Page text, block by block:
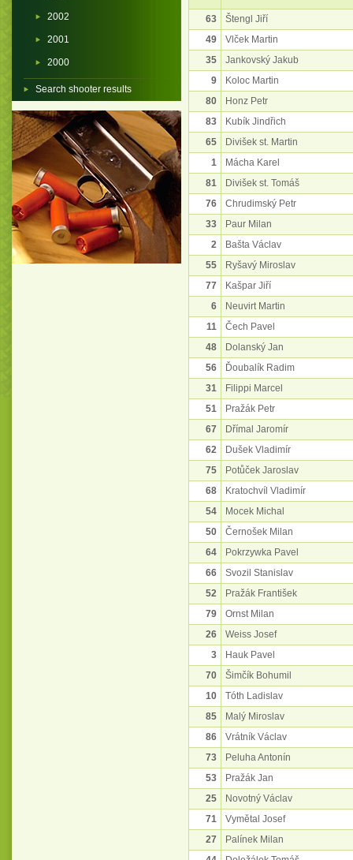
63
Štengl Jiří
49
Vlček Martin
35
Jankovský Jakub
9
Koloc Martin
80
Honz Petr
83
Kubík Jindřich
65
Divišek st. Martin
1
Mácha Karel
81
Divišek st. Tomáš
76
Chrudimský Petr
33
Paur Milan
2
Bašta Václav
55
Ryšavý Miroslav
77
Kašpar Jiří
6
Neuvirt Martin
11
Čech Pavel
48
Dolanský Jan
56
Ďoubalík Radim
31
Filippi Marcel
51
Pražák Petr
67
Dřímal Jaromír
62
Dušek Vladimír
75
Potůček Jaroslav
68
Kratochvíl Vladimír
54
Mocek Michal
50
Černošek Milan
64
Pokrzywka Pavel
66
Svozil Stanislav
52
Pražák František
79
Ornst Milan
26
Weiss Josef
3
Hauk Pavel
70
Šimčík Bohumil
10
Tóth Ladislav
85
Malý Miroslav
86
Vrátník Václav
73
Peluha Antonín
53
Pražák Jan
25
Novotný Václav
71
Vymětal Josef
27
Palínek Milan
2002
2001
2000
Search shooter results